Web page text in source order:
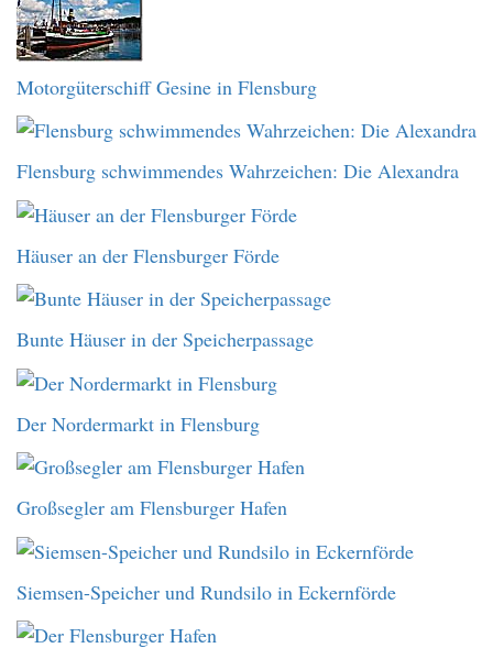
Motorgüterschiff Gesine in Flensburg
Flensburg schwimmendes Wahrzeichen: Die Alexandra
Häuser an der Flensburger Förde
Bunte Häuser in der Speicherpassage
Der Nordermarkt in Flensburg
Großsegler am Flensburger Hafen
Siemsen-Speicher und Rundsilo in Eckernförde